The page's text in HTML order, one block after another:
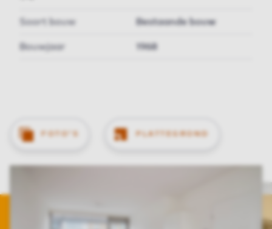
Soort bouw Bestaande bouw
Bouwjaar 1968
PLATTEGROND